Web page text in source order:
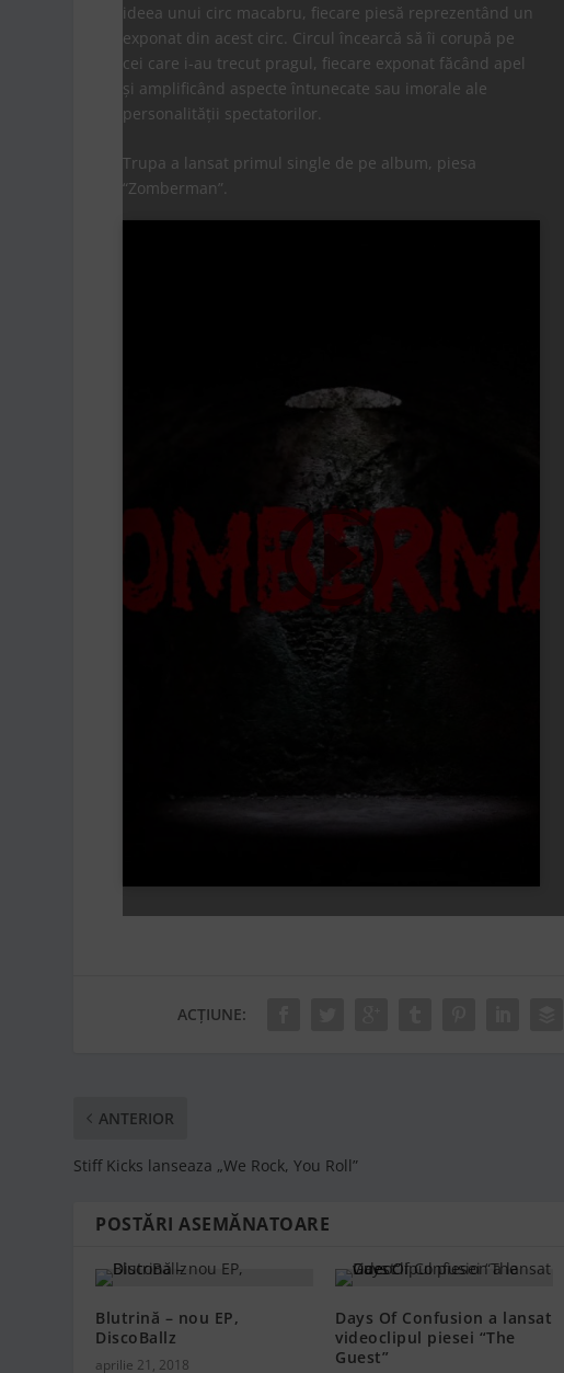
ideea unui circ macabru, fiecare piesă reprezentând un
exponat din acest circ. Circul încearcă să îi corupă pe
cei care i-au trecut pragul, fiecare exponat făcând apel
și amplificând aspecte întunecate sau imorale ale
personalității spectatorilor.
Trupa a lansat primul single de pe album, piesa
“Zomberman”.
Dă clic pentru a accepta cookie-urile
pentru marketing și pentru a activa
acest conținut
ACȚIUNE:
ANTERIOR
Stiff Kicks lanseaza „We Rock, You Roll”
POSTĂRI ASEMĂNATOARE
Blutrină – nou EP,
DiscoBallz
aprilie 21, 2018
Days Of Confusion a lansat
videoclipul piesei “The
Guest”